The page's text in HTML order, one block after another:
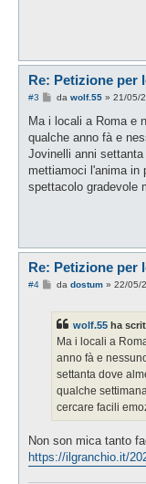
Re: Petizione per
#3
M
s
a
g
i
o
da wolf.55» 21/05/
Ma i locali a Roma e
qualche anno fà e
Jovinelli anni
mettiamoci l'anima in
spettacolo gradevole
Re: Petizione per
#4
M
a
g
o
da dostum» 22/05/
wolf.55 ha
Ma i locali a
anno fà e
settanta dove
qualche
cercare facili
Non son mica tanto
https://ilgranchio.it/